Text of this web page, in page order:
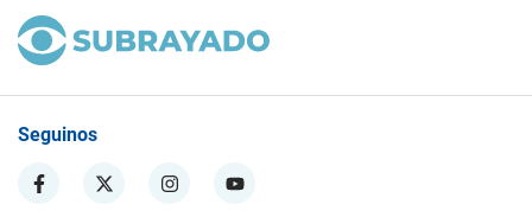
Seguinos